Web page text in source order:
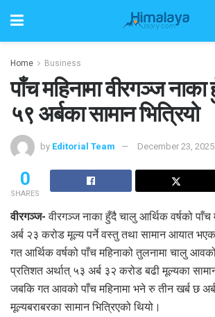
Home Business
पाँच महिनामा वीरगञ्ज
५९ अर्बका सामान भित्रियो
by Editorial Team December 23, 2025
0
SHARES
वीरगञ्ज- वीरगञ्ज नाका हुँदै चालु आर्थिक वर्षको पाँच
अर्ब २३ करोड मूल्य पर्ने वस्तु तथा सामान आयात
गत आर्थिक वर्षको पाँच महिनाको तुलनामा चालु
प्रतिशत अर्थात् ५३ अर्ब ३२ करोड बढी मूल्यका
जबकि गत आवको पाँच महिनामा भने रु तीन खर्ब छ
मूल्यबराबरका सामान भित्रिएको थियो।